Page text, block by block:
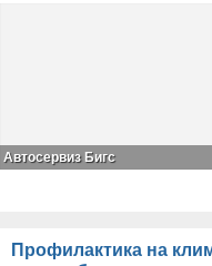
Автосервиз Бигс
Профилактика на